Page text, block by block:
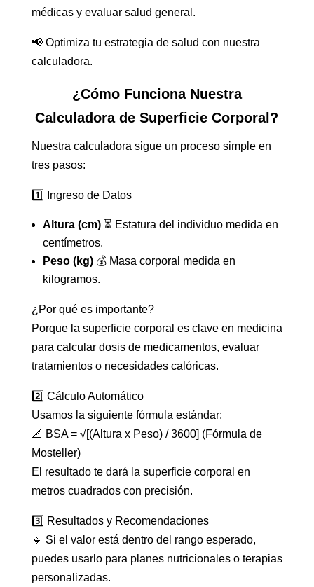
médicas y evaluar salud general.
📢 Optimiza tu estrategia de salud con nuestra
calculadora.
¿Cómo Funciona Nuestra
Calculadora de Superficie Corporal?
Nuestra calculadora sigue un proceso simple en
tres pasos:
1️⃣ Ingreso de Datos
Altura (cm)⏳ Estatura del individuo medida en
centímetros.
Peso (kg)💰 Masa corporal medida en
kilogramos.
¿Por qué es importante?
Porque la superficie corporal es clave en medicina
para calcular dosis de medicamentos, evaluar
tratamientos o necesidades calóricas.
2️⃣ Cálculo Automático
Usamos la siguiente fórmula estándar:
📐 BSA = √[(Altura x Peso) / 3600] (Fórmula de
Mosteller)
El resultado te dará la superficie corporal en
metros cuadrados con precisión.
3️⃣ Resultados y Recomendaciones
🔹 Si el valor está dentro del rango esperado,
puedes usarlo para planes nutricionales o terapias
personalizadas.